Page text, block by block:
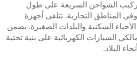
الشواحن السريعة على طول
المناطق التجارية. تتلقى أجهزة
السكنية والبلدات الصغيرة. يضمن
السيارات الكهربائية على بنية تحتية
البلاد.